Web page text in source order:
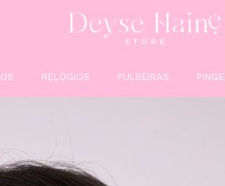
RELÓGIOS PULSEIRAS